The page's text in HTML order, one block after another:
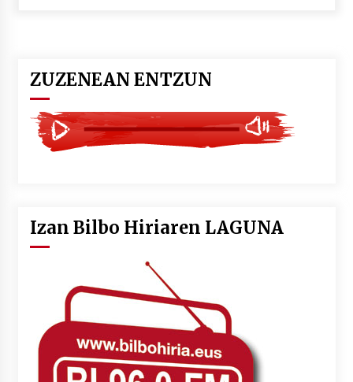
Larunbatean Plentziako Itsas Martxa ospatuko
da
2026/07/07
2026/07/07
Uribitarte40 aretoan
2026/07/03
SOINUGELA: Paul McCartney eta Ringo Starr-en
lan berriak
2026/07/03
ZUZENEAN ENTZUN
Izan Bilbo Hiriaren LAGUNA